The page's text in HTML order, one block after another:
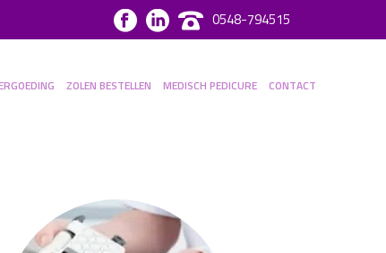
0548-794515
ZOLEN BESTELLEN MEDISCH PEDICURE CONTACT